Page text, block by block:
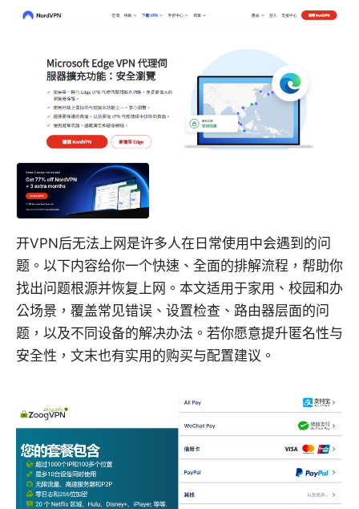
开VPN后无法上网是许多人在日常使用中会遇到的问
题。以下内容给你一个快速、全面的排解流程，帮助你
找出问题根源并恢复上网。本文适用于家用、校园和办
公场景，覆盖常见错误、设置检查、路由器层面的问
题，以及不同设备的解决办法。若你愿意提升匿名性与
安全性，文末也有实用的购买与配置建议。